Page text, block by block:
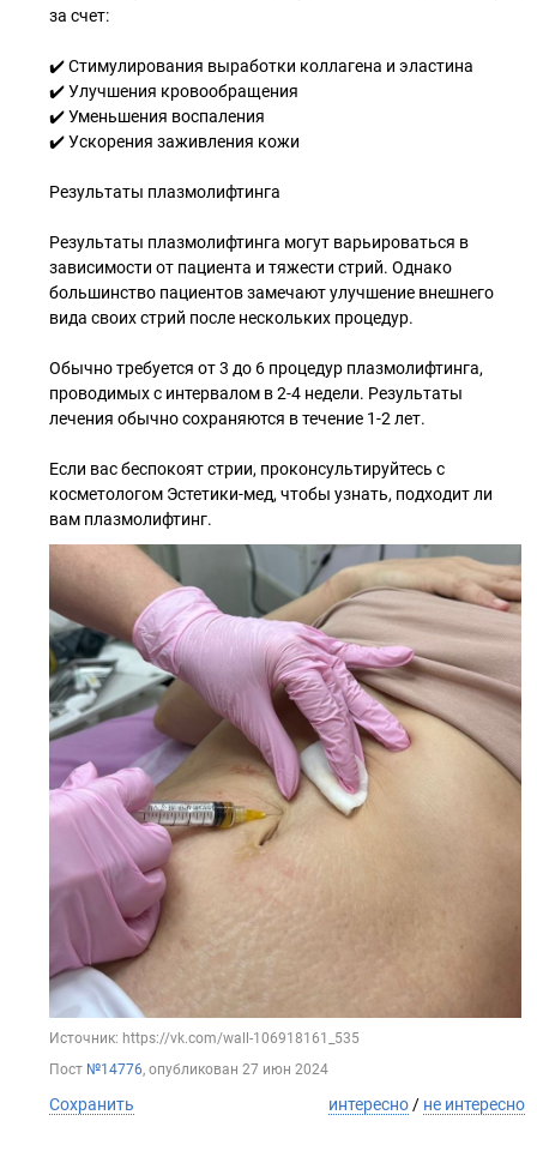
за счет:
✔️ Стимулирования выработки коллагена и эластина
✔️ Улучшения кровообращения
✔️ Уменьшения воспаления
✔️ Ускорения заживления кожи
Результаты плазмолифтинга
Результаты плазмолифтинга могут варьироваться в
зависимости от пациента и тяжести стрий. Однако
большинство пациентов замечают улучшение внешнего
вида своих стрий после нескольких процедур.
Обычно требуется от 3 до 6 процедур плазмолифтинга,
проводимых с интервалом в 2-4 недели. Результаты
лечения обычно сохраняются в течение 1-2 лет.
Если вас беспокоят стрии, проконсультируйтесь с
косметологом Эстетики-мед, чтобы узнать, подходит ли
вам плазмолифтинг.
Источник: https://vk.com/wall-106918161_535
Пост №14776, опубликован 27 июн 2024
Сохранить интересно / не интересно